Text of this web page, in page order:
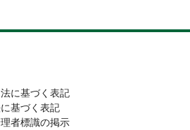
に基づく表記
基づく表記
者標識の掲示